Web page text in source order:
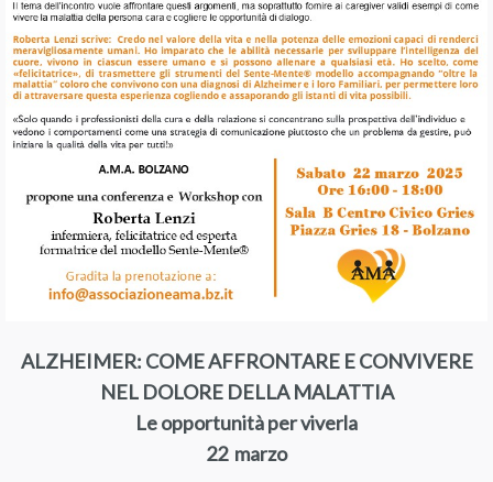
ALZHEIMER: COME AFFRONTARE E CONVIVERE
NEL DOLORE DELLA MALATTIA
Le opportunità per viverla
22 marzo